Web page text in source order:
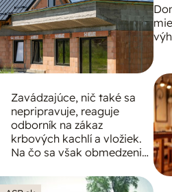
Zavádzajúce, nič také sa
nepripravuje, reaguje
odborník na zákaz
krbových kachlí a vložiek.
Na čo sa však obmedzenia